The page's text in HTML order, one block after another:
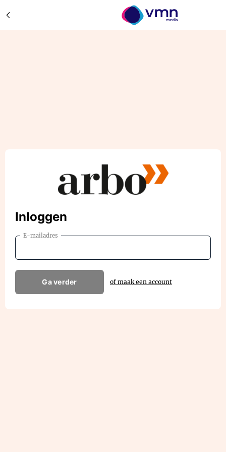
Inloggen
E-mailadres
Ga verder of maak een account